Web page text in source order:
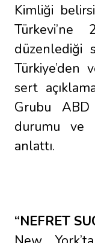
Kimliği
Türkevi’ne
düzenlediği
Türkiye’den
sert
Grubu
durumu ve
anlattı.
“NEFRET